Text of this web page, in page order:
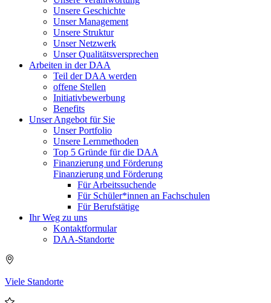
Unsere Geschichte
Unser Management
Unsere Struktur
Unser Netzwerk
Unser Qualitätsversprechen
Arbeiten in der DAA
Teil der DAA werden
offene Stellen
Initiativbewerbung
Benefits
Unser Angebot für Sie
Unser Portfolio
Unsere Lernmethoden
Top 5 Gründe für die DAA
Finanzierung und Förderung
Finanzierung und Förderung
Für Arbeitssuchende
Für Schüler*innen an Fachschulen
Für Berufstätige
Ihr Weg zu uns
Kontaktformular
DAA-Standorte
Viele Standorte